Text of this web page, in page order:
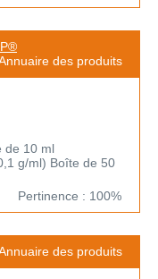
des produits
de 10 ml
g/ml) Boîte de 50
Pertinence : 100%
des produits